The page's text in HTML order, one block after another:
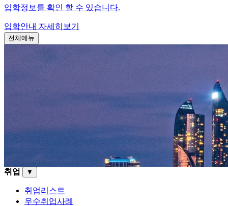
입학정보를 확인 할 수 있습니다.
입학안내 자세히보기
전체메뉴
취업 ▼
취업리스트
우수취업사례